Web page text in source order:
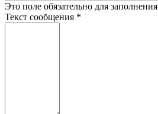
Это поле обязательно для заполнения
Текст сообщения *